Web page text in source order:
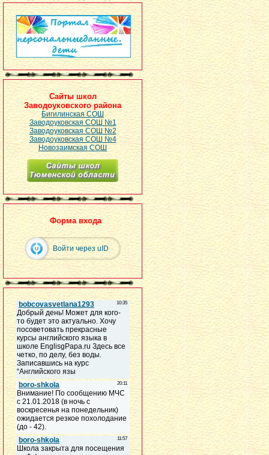
Сайты школ
Заводоуковского района
Бигилинская СОШ
Заводоуковская СОШ №1
Заводоуковская СОШ №2
Заводоуковская СОШ №4
Новозаимская СОШ
Форма входа
Войти через uID